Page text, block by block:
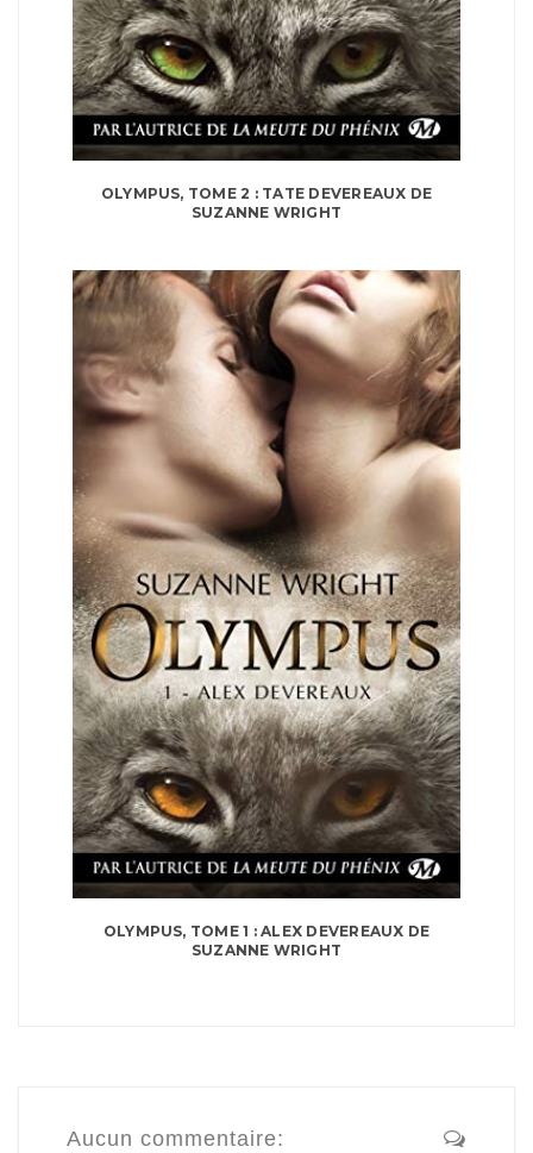
OLYMPUS, TOME 2 : TATE DEVEREAUX DE
SUZANNE WRIGHT
OLYMPUS, TOME 1 : ALEX DEVEREAUX DE
SUZANNE WRIGHT
Aucun commentaire: